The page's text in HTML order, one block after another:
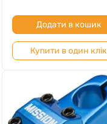
Додати в кошик
Купити в один клік